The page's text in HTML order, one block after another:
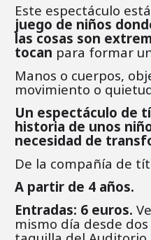
Este espectáculo
juego de niños
las cosas son
tocan para formar
Manos o cuerpos,
movimiento o
Un espectáculo de
historia de unos
necesidad de
De la compañía de
A partir de 4 años.
Entradas: 6 euros.
mismo día desde